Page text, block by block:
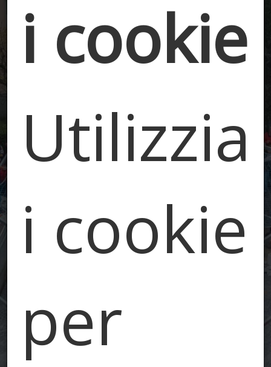
i cookie
i cookie
per